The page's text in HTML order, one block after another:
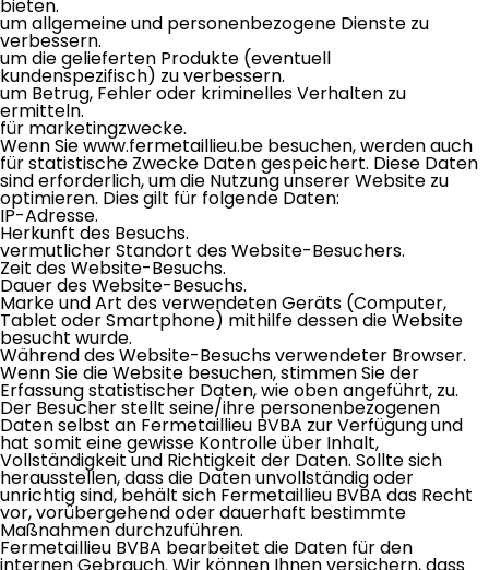
bieten.
um allgemeine und personenbezogene Dienste zu
verbessern.
um die gelieferten Produkte (eventuell
kundenspezifisch) zu verbessern.
um Betrug, Fehler oder kriminelles Verhalten zu
ermitteln.
für marketingzwecke.
Wenn Sie www.fermetaillieu.be besuchen, werden auch
für statistische Zwecke Daten gespeichert. Diese Daten
sind erforderlich, um die Nutzung unserer Website zu
optimieren. Dies gilt für folgende Daten:
IP-Adresse.
Herkunft des Besuchs.
vermutlicher Standort des Website-Besuchers.
Zeit des Website-Besuchs.
Dauer des Website-Besuchs.
Marke und Art des verwendeten Geräts (Computer,
Tablet oder Smartphone) mithilfe dessen die Website
besucht wurde.
Während des Website-Besuchs verwendeter Browser.
Wenn Sie die Website besuchen, stimmen Sie der
Erfassung statistischer Daten, wie oben angeführt, zu.
Der Besucher stellt seine/ihre personenbezogenen
Daten selbst an Fermetaillieu BVBA zur Verfügung und
hat somit eine gewisse Kontrolle über Inhalt,
Vollständigkeit und Richtigkeit der Daten. Sollte sich
herausstellen, dass die Daten unvollständig oder
unrichtig sind, behält sich Fermetaillieu BVBA das Recht
vor, vorübergehend oder dauerhaft bestimmte
Maßnahmen durchzuführen.
Fermetaillieu BVBA bearbeitet die Daten für den